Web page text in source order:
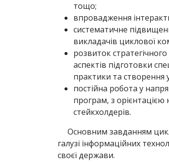
тощо;
впровадження
систематичне
викладачів циклової
розвиток
аспектів підготовки
практики та
постійна робота у
програм, з орієнтацією
стейкхолдерів.
Основним завданням
галузі інформаційних
своєї держави.